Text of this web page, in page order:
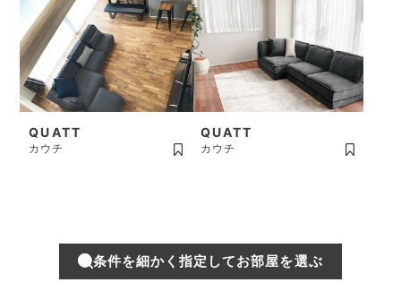
QUATT
カウチ
QUATT
カウチ
条件を細かく指定してお部屋を選ぶ